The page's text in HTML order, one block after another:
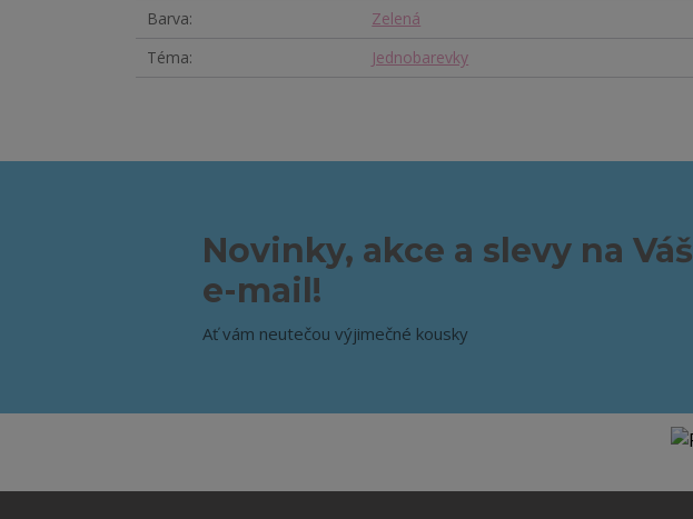
Barva
Zelená
Téma
Jednobarevky
Novinky, akce a slevy na Váš
e-mail!
Ať vám neutečou výjimečné kousky